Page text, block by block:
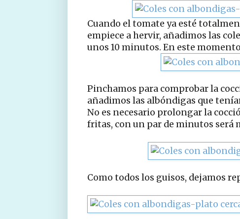
Cuando el tomate ya esté
empiece a hervir, añadimos las
unos 10 minutos. En este
Pinchamos para comprobar la
añadimos las albóndigas que
No es necesario prolongar la
fritas, con un par de minutos será
Como todos los guisos, dejamos